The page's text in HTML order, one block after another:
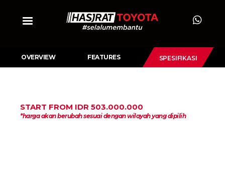
OVERVIEW FEATURES SPESIFIKASI
START FROM IDR 503.000.000
*harga akan berubah sesuai dengan wilayah yang dipilih